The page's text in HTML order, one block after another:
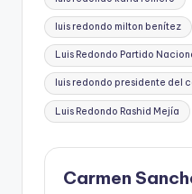
luis redondo milton benítez
Luis Redondo Partido
luis redondo presidente del
Luis Redondo Rashid Mejía
Carmen